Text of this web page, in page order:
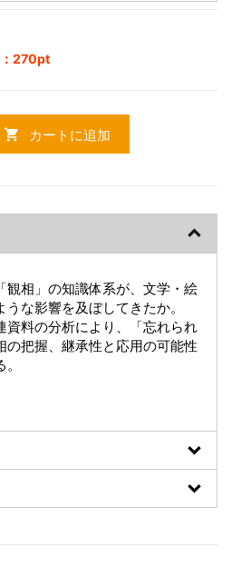
270pt
shopping_cart カートに追加
観相」の知識体系が、文学・絵
な影響を及ぼしてきたか。
資料の分析により、「忘れられ
の把握、継承性と応用の可能性